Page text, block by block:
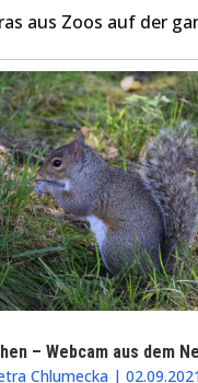
aus Zoos auf der
– Webcam aus dem
Chlumecka |